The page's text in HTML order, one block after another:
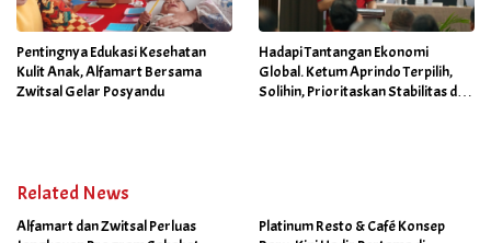
Pentingnya Edukasi Kesehatan
Kulit Anak, Alfamart Bersama
Zwitsal Gelar Posyandu
Hadapi Tantangan Ekonomi
Global. Ketum Aprindo Terpilih,
Solihin, Prioritaskan Stabilitas dan
Related News
Alfamart dan Zwitsal Perluas
Platinum Resto & Café Konsep